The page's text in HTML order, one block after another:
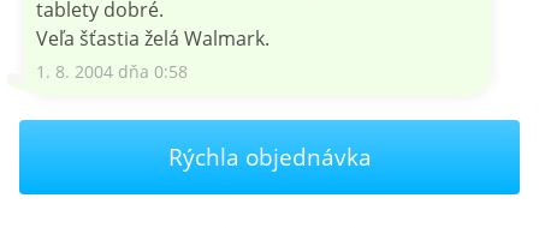
tablety dobré.
Veľa šťastia želá Walmark.
1. 8. 2004 dňa 0:58
Rýchla objednávka